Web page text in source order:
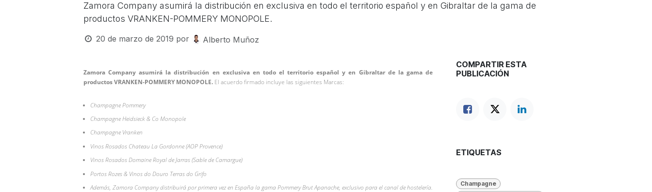
Zamora Company asumirá la distribución en exclusiva en todo el territorio español y en Gibraltar de la gama de
productos VRANKEN-POMMERY MONOPOLE.
20 de marzo de 2019 por Alberto Muñoz
Zamora Company asumirá la distribución en exclusiva en todo el territorio español y en Gibraltar de la gama de
productos VRANKEN-POMMERY MONOPOLE. El acuerdo firmado incluye las siguientes Marcas:
Champagne Pommery
Champagne Heidsieck & Co Monopole
Champagne Vranken
Vinos Rosados Chateau La Gordonne (AOP Provence)
Vinos Rosados Domaine Royal de Jarras (Sable de Camargue)
Portos Rozes & Vinos do Douro Terras do Grifo
Además, Zamora Company distribuirá por primera vez en España la gama Pommery Brut Apanache, exclusivo para el canal de hostelería.
COMPARTIR ESTA
PUBLICACIÓN
ETIQUETAS
Champagne